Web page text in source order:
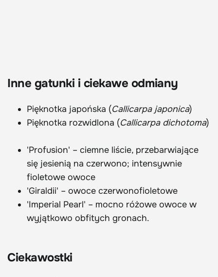
Inne gatunki i ciekawe odmiany
Pięknotka japońska (Callicarpa japonica)
Pięknotka rozwidlona (Callicarpa dichotoma)
'Profusion' – ciemne liście, przebarwiające
się jesienią na czerwono; intensywnie
fioletowe owoce
'Giraldii' – owoce czerwonofioletowe
'Imperial Pearl' – mocno różowe owoce w
wyjątkowo obfitych gronach.
Ciekawostki